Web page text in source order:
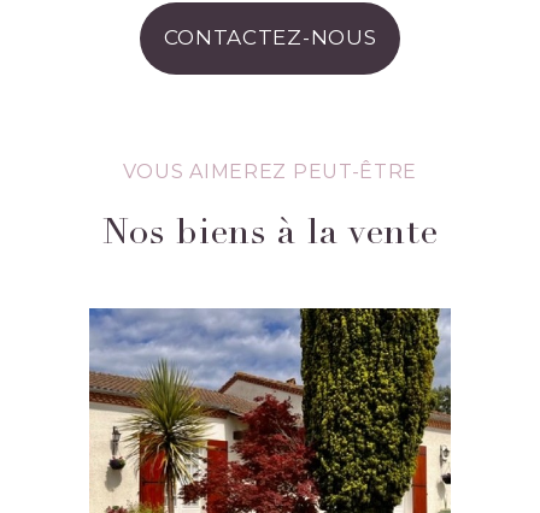
CONTACTEZ-NOUS
VOUS AIMEREZ PEUT-ÊTRE
Nos biens à la vente